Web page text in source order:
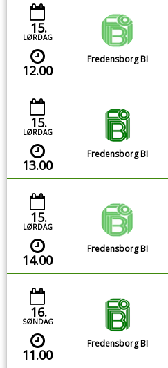
15.
LØRDAG
12.00
Fredensborg BI
15.
LØRDAG
13.00
Fredensborg BI
15.
LØRDAG
14.00
Fredensborg BI
16.
SØNDAG
11.00
Fredensborg BI